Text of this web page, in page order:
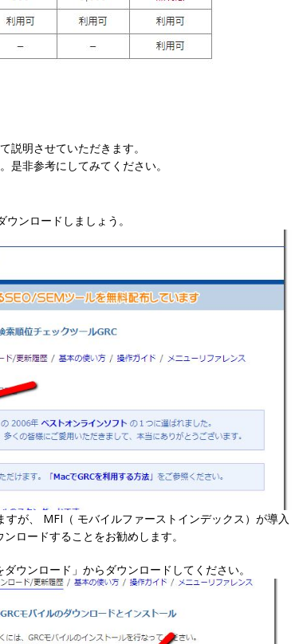
説明させていただきます。
是非参考にしてみてください。
ンロードしましょう。
すが、 MFI（ モバイルファーストインデックス）が導入
ロードすることをお勧めします。
ウンロード」からダウンロードしてください。